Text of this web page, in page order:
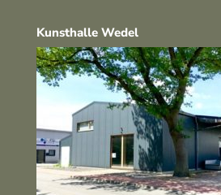
Kunsthalle Wedel